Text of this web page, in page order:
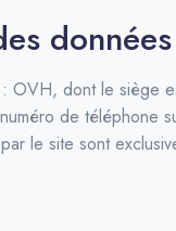
données
OVH, dont le siège
de téléphone
le site sont